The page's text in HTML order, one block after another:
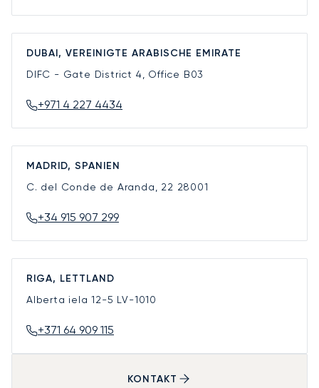
DUBAI, VEREINIGTE ARABISCHE EMIRATE
DIFC - Gate District 4, Office B03
+971 4 227 4434
MADRID, SPANIEN
C. del Conde de Aranda, 22 28001
+34 915 907 299
RIGA, LETTLAND
Alberta iela 12-5 LV-1010
+371 64 909 115
KONTAKT